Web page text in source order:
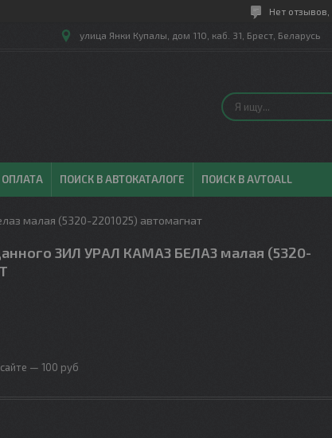
Нет отзывов,
улица Янки Купалы, дом 110, каб. 31, Брест, Беларусь
ПОИСК В АВТОКАТАЛОГЕ ПОИСК В AVTOALL
малая (5320-2201025) автомагнат
ЗИЛ УРАЛ КАМАЗ БЕЛАЗ малая (5320-
— 100 руб